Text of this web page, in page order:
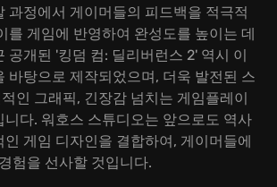
과정에서 게이머들의 피드백을 적극적
를 게임에 반영하여 완성도를 높이는 데
공개된 '킹덤 컴: 딜리버런스 2' 역시 이
바탕으로 제작되었으며, 더욱 발전된 스
인 그래픽, 긴장감 넘치는 게임플레이
니다. 워호스 스튜디오는 앞으로도 역사
인 게임 디자인을 결합하여, 게이머들에
험을 선사할 것입니다.